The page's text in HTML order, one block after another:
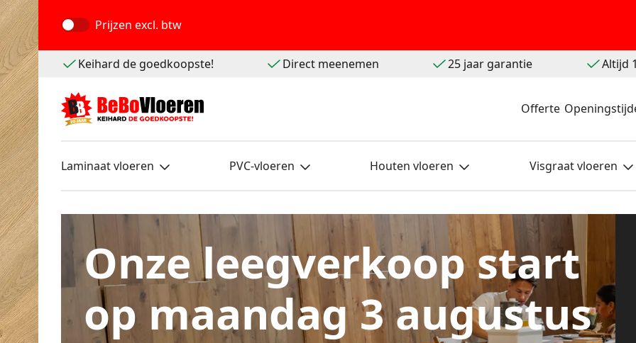
Prijzen excl. btw
Keihard de goedkoopste! Direct meenemen 25 jaar garantie Altijd
Offerte
Laminaat vloeren PVC-vloeren Houten vloeren Visgraat vloeren
Onze leegverkoop start
op maandag 3 augustus